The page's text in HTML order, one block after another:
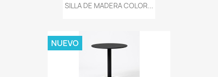
SILLA DE MADERA COLOR...
NUEVO